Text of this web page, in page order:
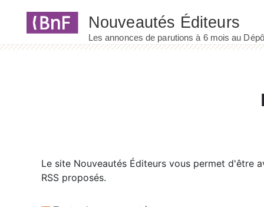
Le site Nouveautés Éditeurs vous permet d'être
RSS proposés.